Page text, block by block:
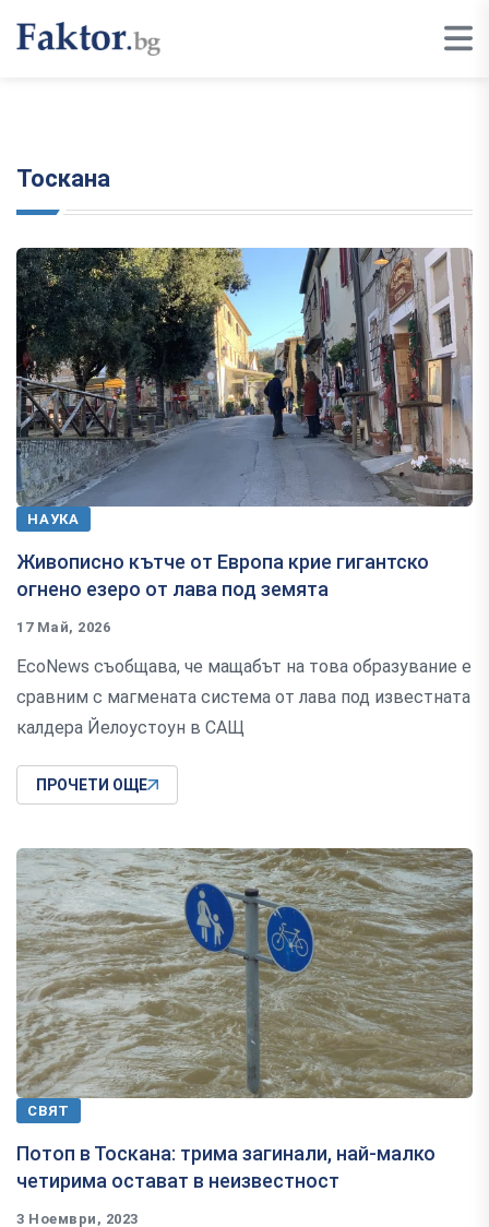
Тоскана
НАУКА
Живописно кътче от Европа крие гигантско
огнено езеро от лава под земята
17 Май, 2026
EcoNews съобщава, че мащабът на това образувание е
сравним с магмената система от лава под известната
калдера Йелоустоун в САЩ
ПРОЧЕТИ ОЩЕ
СВЯТ
Потоп в Тоскана: трима загинали, най-малко
четирима остават в неизвестност
3 Ноември, 2023